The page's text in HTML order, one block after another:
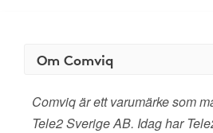
Om Comviq
Comviq är ett varumärke som
Tele2 Sverige AB. Idag har